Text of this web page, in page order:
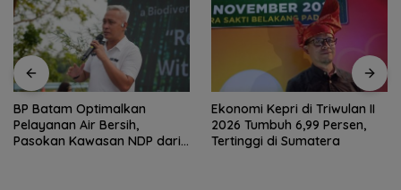
BP Batam Optimalkan
Pelayanan Air Bersih,
Pasokan Kawasan NDP dari
Ekonomi Kepri di Triwulan II
2026 Tumbuh 6,99 Persen,
Tertinggi di Sumatera